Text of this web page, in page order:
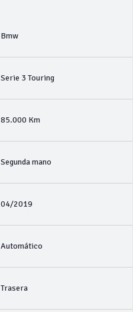
Bmw
Serie 3 Touring
85.000 Km
Segunda mano
04/2019
Automático
Trasera